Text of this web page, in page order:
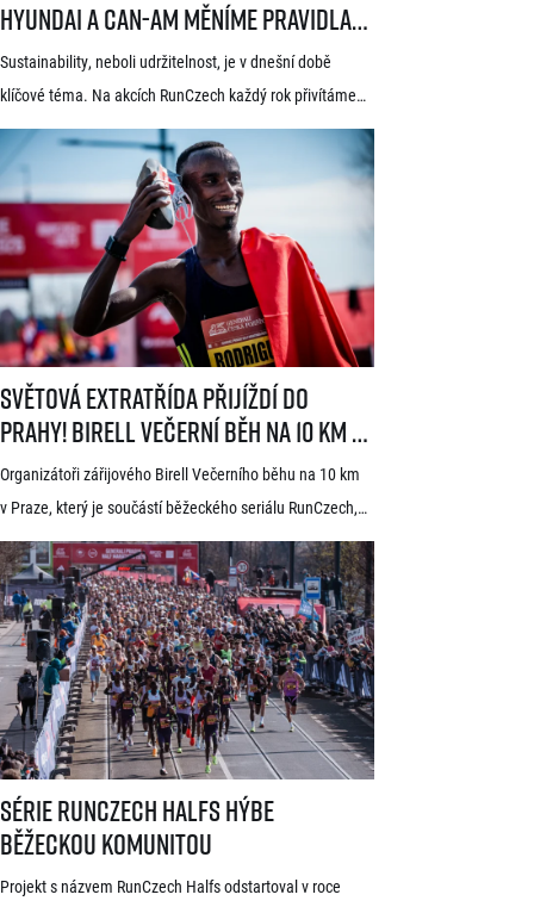
Hyundai a Can-Am měníme pravidla
hry
Sustainability, neboli udržitelnost, je v dnešní době
klíčové téma. Na akcích RunCzech každý rok přivítáme
statisíce osob, které motivujeme k pohybu a zdravému
životnímu stylu. S každou masovou akcí se však pojí také
odpovědnost vůči životnímu prostředí a pro nás
v RunCzech jde samozřejmě o důležitou součást při
pořádání našich závodů. Společnost RunCzech se
dlouhodobě snaží vylepšovat svá opatření související
s udržitelností při […]
Světová extratřída přijíždí do
Prahy! Birell Večerní běh na 10 km v
Praze oznámil první jména elitních
běžců
Organizátoři zářijového Birell Večerního běhu na 10 km
v Praze, který je součástí běžeckého seriálu RunCzech,
dnes zveřejnili první jména elitních závodníků pro letošní
ročník. V čele startovního pole se představí přední
světoví vytrvalci z Afriky a Jižní Ameriky, z nichž někteří
již mají s pražskými závody předchozí zkušenosti. V
mužské kategorii potvrdil start rodák z Burundi
dlouhodobě žijící ve Španělsku Rodrigue Kwizera. […]
Světová extratřída přijíždí do Prahy! Birell Večerní běh na 10 km v
Série RunCzech Halfs hýbe
běžeckou komunitou
Projekt s názvem RunCzech Halfs odstartoval v roce
Série RunCzech Halfs hýbe běžeckou komunitou